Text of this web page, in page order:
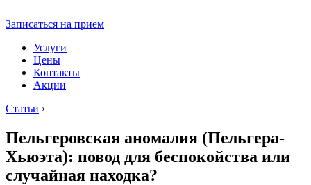
Записаться на прием
Услуги
Цены
Контакты
Акции
Статьи ›
Пельгеровская аномалия (Пельгера-
Хьюэта): повод для беспокойства или
случайная находка?